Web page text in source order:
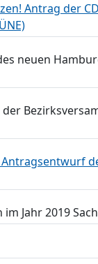
Antrag der
neuen
Jahr 2019